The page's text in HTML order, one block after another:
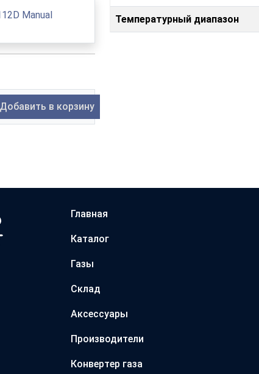
Manual
Добавить в корзину
Температурный диапазон
Главная
Каталог
Газы
Склад
Аксессуары
Производители
Конвертер газа